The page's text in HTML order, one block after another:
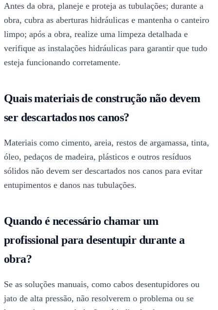
Antes da obra, planeje e proteja as tubulações; durante a
obra, cubra as aberturas hidráulicas e mantenha o canteiro
limpo; após a obra, realize uma limpeza detalhada e
verifique as instalações hidráulicas para garantir que tudo
esteja funcionando corretamente.
Quais materiais de construção não devem
ser descartados nos canos?
Materiais como cimento, areia, restos de argamassa, tinta,
óleo, pedaços de madeira, plásticos e outros resíduos
sólidos não devem ser descartados nos canos para evitar
entupimentos e danos nas tubulações.
Quando é necessário chamar um
profissional para desentupir durante a
obra?
Se as soluções manuais, como cabos desentupidores ou
jato de alta pressão, não resolverem o problema ou se